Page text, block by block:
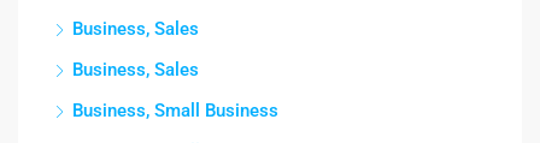
Business, Sales
Business, Sales
Business, Small Business